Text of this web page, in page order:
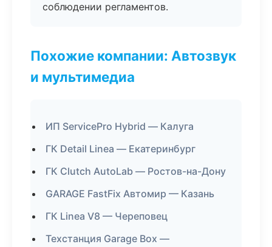
соблюдении регламентов.
Похожие компании: Автозвук
и мультимедиа
ИП ServicePro Hybrid — Калуга
ГК Detail Linea — Екатеринбург
ГК Clutch AutoLab — Ростов-на-Дону
GARAGE FastFix Автомир — Казань
ГК Linea V8 — Череповец
Техстанция Garage Box —